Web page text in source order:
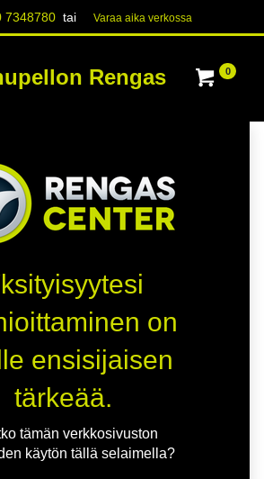
7348780 tai Varaa aika verk​​​​ossa
Rengas 0
on
ensisijaisen
tärkeää.
tämän verkkosivuston
käytön tällä selaimella?